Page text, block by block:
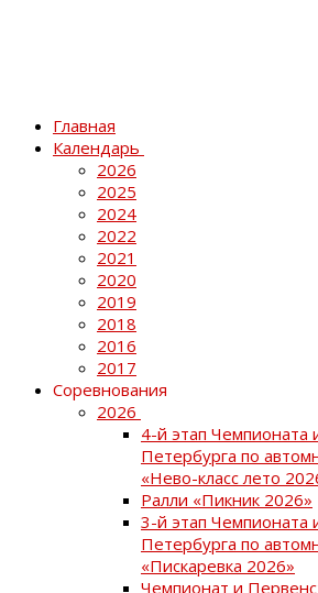
Главная
Календарь
2026
2025
2024
2022
2021
2020
2019
2018
2016
2017
Соревнования
2026
4-й этап Чемпионата
Петербурга по
«Нево-класс лето
Ралли «Пикник 2026»
3-й этап Чемпионата
Петербурга по
«Пискаревка 2026»
Чемпионат и